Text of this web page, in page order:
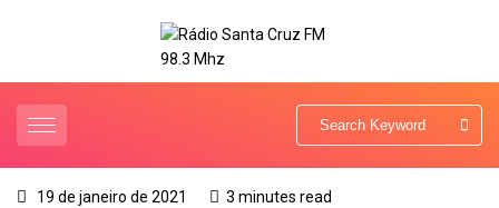
19 de janeiro de 2021 3 minutes read